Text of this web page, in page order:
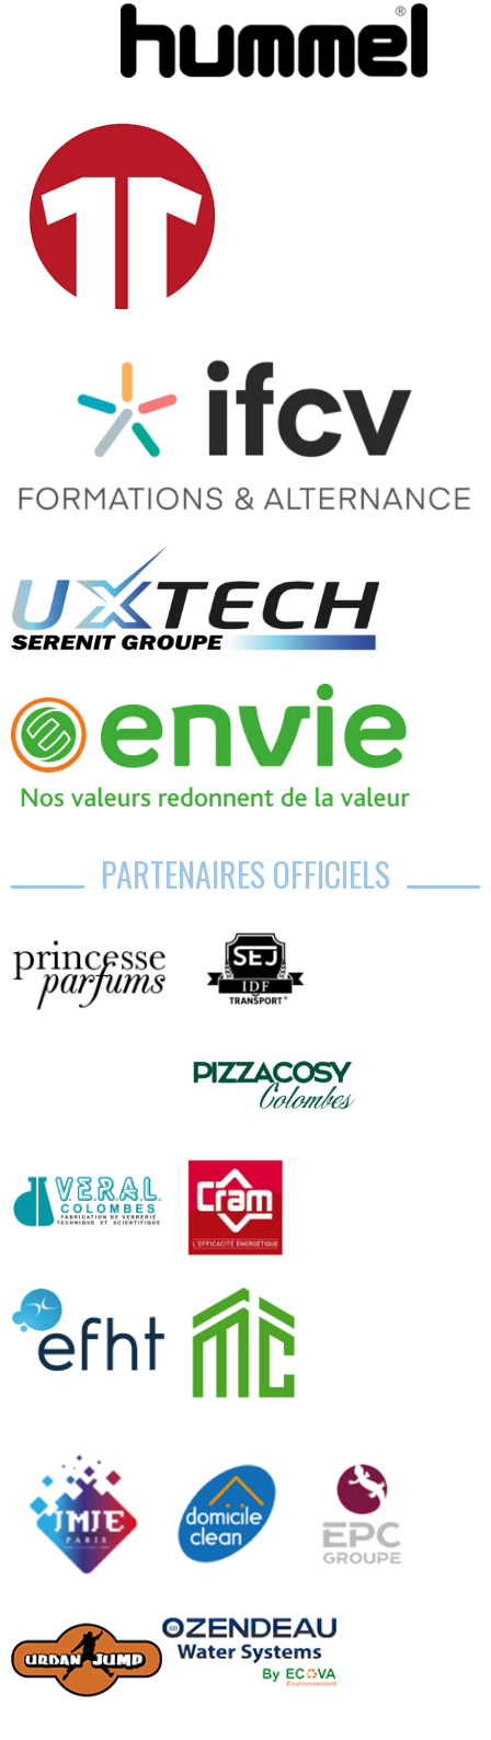
PARTENAIRES OFFICIELS